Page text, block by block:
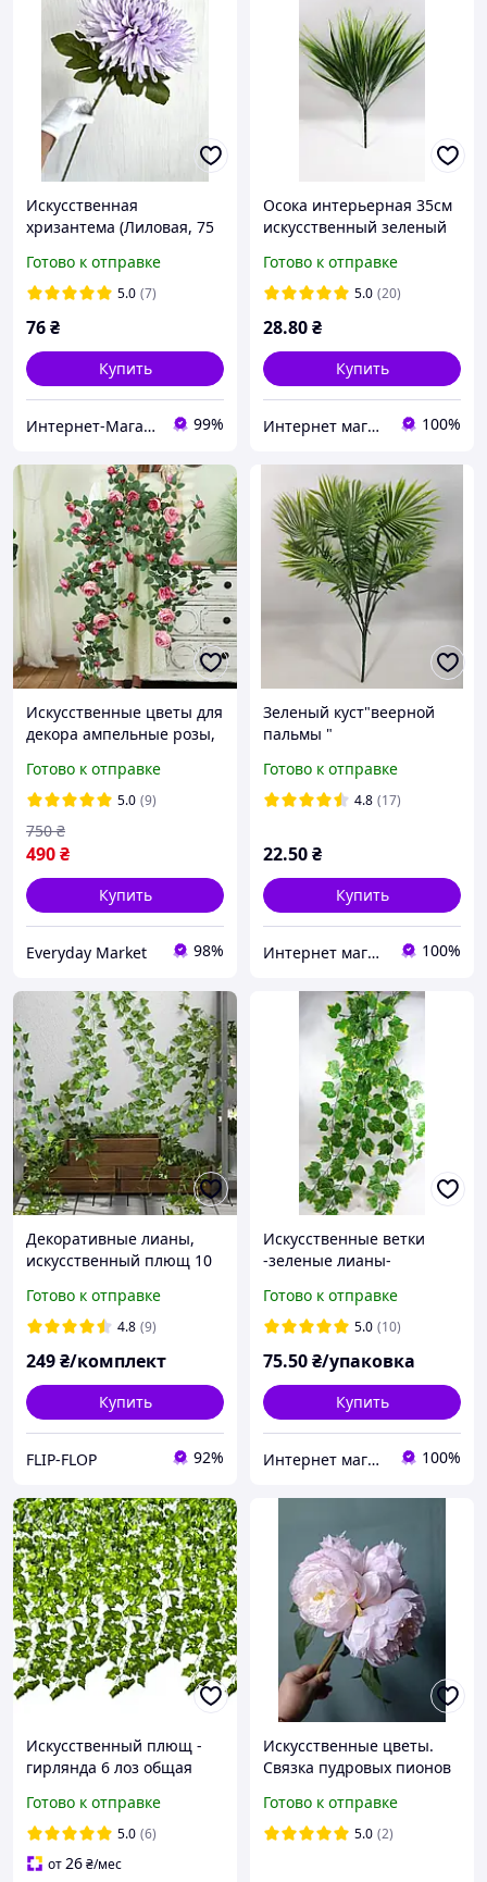
Искусственная
хризантема (Лиловая, 75
Готово к отправке
5.0 (7)
76₴
Купить
Интернет-Магазин искусственных цветов Kvitochky 99%
Осока интерьерная 35см
искусственный зеленый
для озеленения
Готово к отправке
5.0 (20)
28.80₴
Купить
Интернет магазин- Фантастический букет 100%
Искусственные цветы для
декора ампельные розы,
реалистичный вид
розовые
Готово к отправке
5.0 (9)
490₴
750 ₴
Купить
Everyday Market 98%
Зеленый куст"веерной
пальмы "
зелени
Готово к отправке
4.8 (17)
22.50₴
Купить
Интернет магазин- Фантастический букет 100%
Декоративные лианы,
искусственный плющ 10
Готово к отправке
4.8 (9)
249₴/комплект
Купить
FLIP-FLOP 92%
Искусственные ветки
-зеленые лианы-
веток, 95см (листья
зеленые с желтым )
Готово к отправке
5.0 (10)
75.50₴/упаковка
Купить
Интернет магазин- Фантастический букет 100%
Искусственный плющ -
гирлянда 6 лоз общая
Gardlov (19733)
Готово к отправке
5.0 (6)
от26₴/мес
Искусственные цветы.
Связка пудровых пионов
Готово к отправке
5.0 (2)